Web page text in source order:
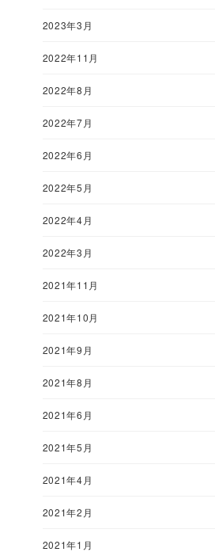
2023年3月
2022年11月
2022年8月
2022年7月
2022年6月
2022年5月
2022年4月
2022年3月
2021年11月
2021年10月
2021年9月
2021年8月
2021年6月
2021年5月
2021年4月
2021年2月
2021年1月